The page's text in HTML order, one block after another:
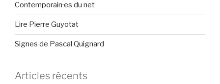
Contemporain·es du net
Lire Pierre Guyotat
Signes de Pascal Quignard
Articles récents